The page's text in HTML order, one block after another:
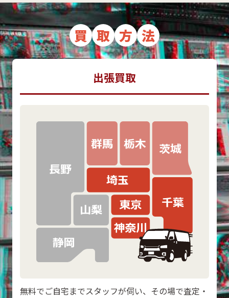
買 取 方 法
出張買取
無料でご自宅までスタッフが伺い、その場で査定・